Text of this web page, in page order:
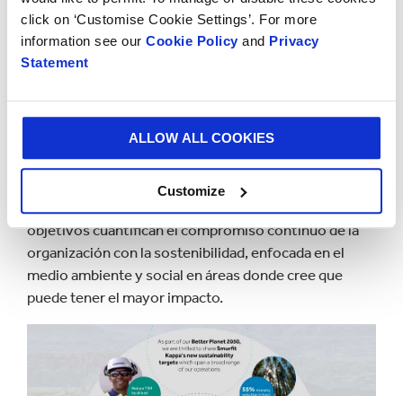
click on ‘Customise Cookie Settings’. For more
information see our Cookie Policy and Privacy
Statement
ALLOW ALL COOKIES
Customize
similares. Estamos orgullosos de estar en
condiciones de aceptar esta responsabilidad en
beneficio de un futuro mejor, y más sostenible para
Smurfit Kappa anunció recientemente nuevos y
ambiciosos objetivos de sostenibilidad sobre la base
del historial de sostenibilidad de la Compañía, que se
reporta desde 2005, y están incluidos en
compromisos de "Better Planet 2050". Estos
objetivos cuantifican el compromiso continuo de la
organización con la sostenibilidad, enfocada en el
medio ambiente y social en áreas donde cree que
puede tener el mayor impacto.